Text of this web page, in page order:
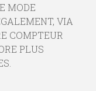
MODE
VIA
COMPTEUR
PLUS